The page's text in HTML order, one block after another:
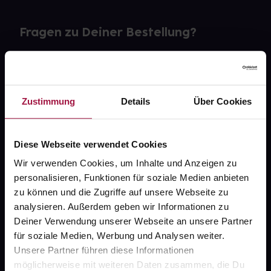
Zustimmung Details Über Cookies
Diese Webseite verwendet Cookies
Wir verwenden Cookies, um Inhalte und Anzeigen zu
personalisieren, Funktionen für soziale Medien anbieten
zu können und die Zugriffe auf unsere Webseite zu
analysieren. Außerdem geben wir Informationen zu
Deiner Verwendung unserer Webseite an unsere Partner
für soziale Medien, Werbung und Analysen weiter.
Unsere Partner führen diese Informationen
möglicherweise mit weiteren Daten zusammen, die Du
Fragen zu Deiner Bestellung?
gesund.de
Über uns
Karriere
Newsletter